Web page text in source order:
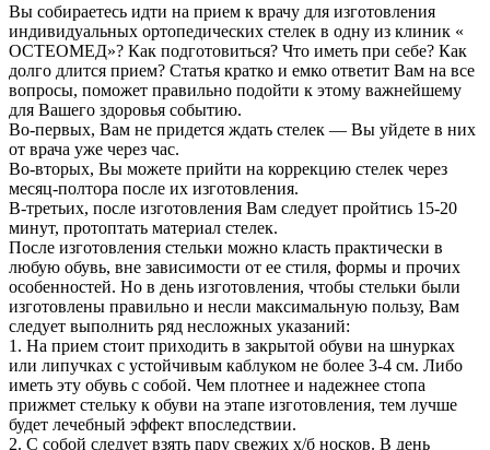
Вы собираетесь идти на прием к врачу для изготовления
индивидуальных ортопедических стелек в одну из клиник «
ОСТЕОМЕД»? Как подготовиться? Что иметь при себе? Как
долго длится прием? Статья кратко и емко ответит Вам на все
вопросы, поможет правильно подойти к этому важнейшему
для Вашего здоровья событию.
Во-первых, Вам не придется ждать стелек — Вы уйдете в них
от врача уже через час.
Во-вторых, Вы можете прийти на коррекцию стелек через
месяц-полтора после их изготовления.
В-третьих, после изготовления Вам следует пройтись 15-20
минут, протоптать материал стелек.
После изготовления стельки можно класть практически в
любую обувь, вне зависимости от ее стиля, формы и прочих
особенностей. Но в день изготовления, чтобы стельки были
изготовлены правильно и несли максимальную пользу, Вам
следует выполнить ряд несложных указаний:
1. На прием стоит приходить в закрытой обуви на шнурках
или липучках с устойчивым каблуком не более 3-4 см. Либо
иметь эту обувь с собой. Чем плотнее и надежнее стопа
прижмет стельку к обуви на этапе изготовления, тем лучше
будет лечебный эффект впоследствии.
2. С собой следует взять пару свежих х/б носков. В день